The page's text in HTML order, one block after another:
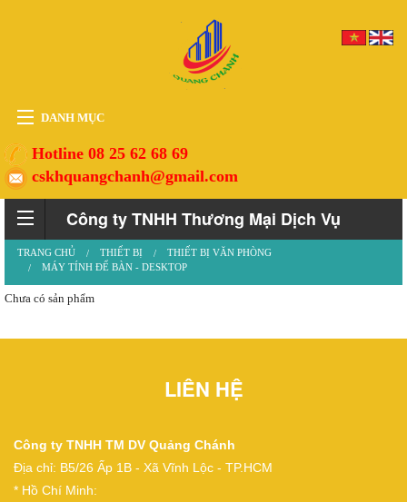
DANH MỤC
HOME
THIẾT BỊ
VẬT TƯ
PHỤ KIỆN
DỊCH VỤ
TIN TỨC
Hotline 08 25 62 68 69
cskhquangchanh@gmail.com
Công ty TNHH Thương Mại Dịch Vụ
Quảng Chánh
TRANG CHỦ THIẾT BỊ
THIẾT BỊ VĂN PHÒNG
MÁY TÍNH ĐỂ BÀN - DESKTOP
Chưa có sản phẩm
LIÊN HỆ
Công ty TNHH TM DV Quảng Chánh
Địa chỉ: B5/26 Ấp 1B - Xã Vĩnh Lộc - TP.HCM
* Hồ Chí Minh: